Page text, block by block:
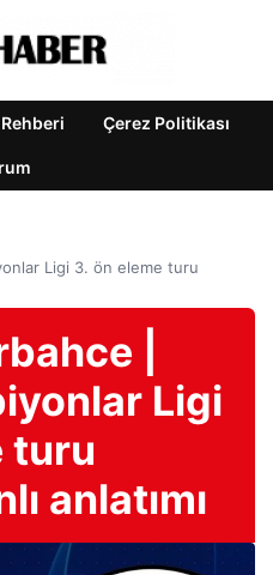
Çerez Politikası
Ligi 3. ön eleme turu
|
Ligi
turu
anlatımı